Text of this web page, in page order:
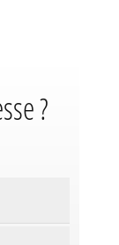
?